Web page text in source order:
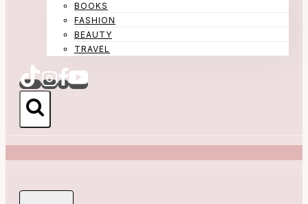
BOOKS
FASHION
BEAUTY
TRAVEL